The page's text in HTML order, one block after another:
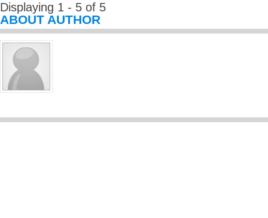
Displaying 1 - 5 of 5
ABOUT AUTHOR